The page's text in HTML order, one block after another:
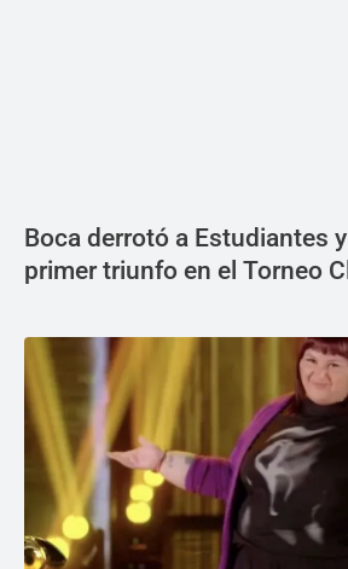
Boca derrotó a Estudiantes
primer triunfo en el Torneo